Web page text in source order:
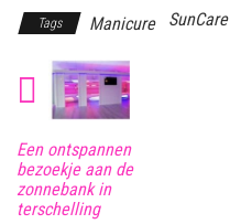
Tags Manicure SunCare
Een ontspannen
bezoekje aan de
zonnebank in
terschelling